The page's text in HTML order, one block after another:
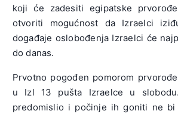
koji će zadesiti egipatske
otvoriti mogućnost da Izraelci
događaje oslobođenja Izraelci će
do danas.
Prvotno pogođen pomorom
u Izl 13 pušta Izraelce u
predomislio i počinje ih goniti ne